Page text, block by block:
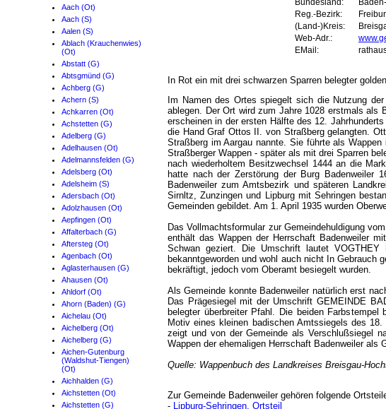
Aach (Ot)
Aach (S)
Aalen (S)
Ablach (Krauchenwies)
(Ot)
Abstatt (G)
Abtsgmünd (G)
Achberg (G)
Achern (S)
Achkarren (Ot)
Achstetten (G)
Adelberg (G)
Adelhausen (Ot)
Adelmannsfelden (G)
Adelsberg (Ot)
Adelsheim (S)
Adersbach (Ot)
Adolzhausen (Ot)
Aepfingen (Ot)
Affalterbach (G)
Aftersteg (Ot)
Agenbach (Ot)
Aglasterhausen (G)
Ahausen (Ot)
Ahldorf (Ot)
Ahorn (Baden) (G)
Aichelau (Ot)
Aichelberg (Ot)
Aichelberg (G)
Aichen-Gutenburg
(Waldshut-Tiengen)
(Ot)
Aichhalden (G)
Aichstetten (Ot)
Aichstetten (G)
Bundesland:
Reg.-Bezirk:
(Land-)Kreis:
Web-Adr.:
EMail:
In Rot ein mit drei schwarzen Sparren belegter
Im Namen des Ortes spiegelt sich die Nutzung
ablegen. Der Ort wird zum Jahre 1028 erstmals als
erscheinen in der ersten Hälfte des 12.
die Hand Graf Ottos II. von Straßberg gelangten.
Straßberg im Aargau nannte. Sie führte als
Straßberger Wappen - später als mit drei Sparren
nach wiederholtem Besitzwechsel 1444 an die
hatte nach der Zerstörung der Burg
Badenweiler zum Amtsbezirk und späteren
Sirnltz, Zunzingen und Lipburg mit Sehringen
Gemeinden gebildet. Am 1. April 1935 wurden
Das Vollmachtsformular zur Gemeindehuldigung
enthält das Wappen der Herrschaft Badenweiler
Schwan geziert. Die Umschrift lautet
bekanntgeworden und wohl auch nicht In Gebrauch
bekräftigt, jedoch vom Oberamt besiegelt wurden.
Als Gemeinde konnte Badenweiler natürlich erst
Das Prägesiegel mit der Umschrift GEMEINDE
belegter überbreiter Pfahl. Die beiden
Motiv eines kleinen badischen Amtssiegels des
zeigt und von der Gemeinde als Verschlußsiegel
Wappen der ehemaligen Herrschaft Badenweiler als
Quelle: Wappenbuch des Landkreises Breisgau-
Zur Gemeinde Badenweiler gehören folgende
- Lipburg-Sehringen, Ortsteil